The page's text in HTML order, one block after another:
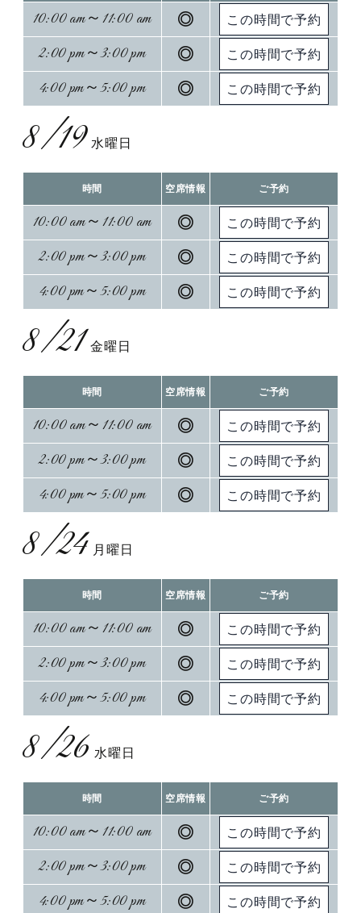
10:00 am～11:00 am ◎
2:00 pm～3:00 pm ◎
4:00 pm～5:00 pm ◎
8/19 水曜日
時間 空席情報 ご予約
10:00 am～11:00 am ◎
2:00 pm～3:00 pm ◎
4:00 pm～5:00 pm ◎
8/21 金曜日
時間 空席情報 ご予約
10:00 am～11:00 am ◎
2:00 pm～3:00 pm ◎
4:00 pm～5:00 pm ◎
8/24 月曜日
時間 空席情報 ご予約
10:00 am～11:00 am ◎
2:00 pm～3:00 pm ◎
4:00 pm～5:00 pm ◎
8/26 水曜日
時間 空席情報 ご予約
10:00 am～11:00 am ◎
2:00 pm～3:00 pm ◎
4:00 pm～5:00 pm ◎